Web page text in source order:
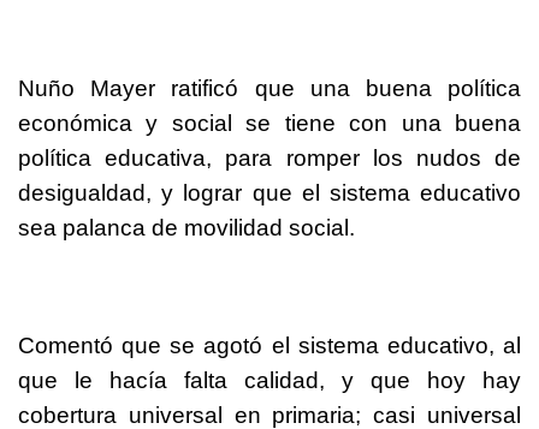
Nuño Mayer ratificó que una buena política
económica y social se tiene con una buena
política educativa, para romper los nudos de
desigualdad, y lograr que el sistema educativo
sea palanca de movilidad social.
Comentó que se agotó el sistema educativo, al
que le hacía falta calidad, y que hoy hay
cobertura universal en primaria; casi universal